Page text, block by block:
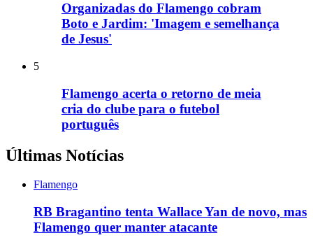
Organizadas do Flamengo cobram
Boto e Jardim: 'Imagem e semelhança
de Jesus'
5
Flamengo acerta o retorno de meia
cria do clube para o futebol
português
Últimas Notícias
Flamengo
RB Bragantino tenta Wallace Yan de novo, mas
Flamengo quer manter atacante